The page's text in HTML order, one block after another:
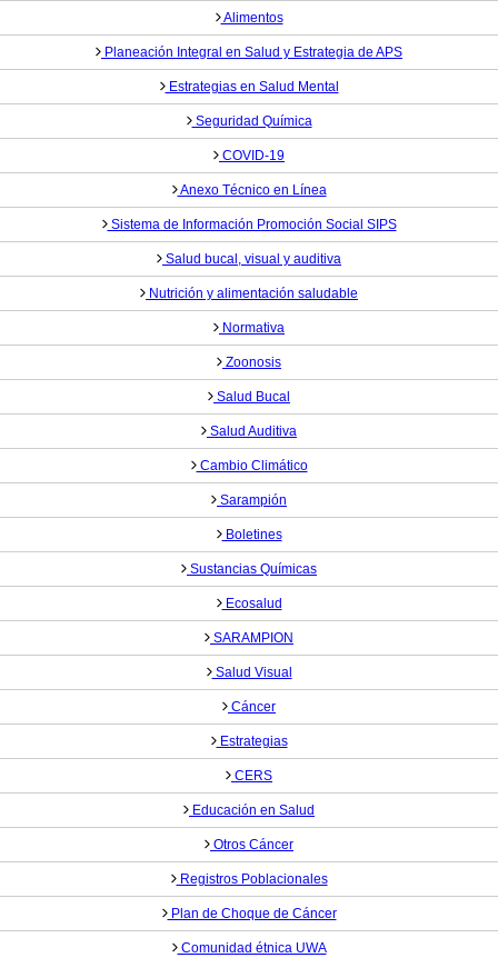
Alimentos
Planeación Integral en Salud y Estrategia de APS
Estrategias en Salud Mental
Seguridad Química
COVID-19
Anexo Técnico en Línea
Sistema de Información Promoción Social SIPS
Salud bucal, visual y auditiva
Nutrición y alimentación saludable
Normativa
Zoonosis
Salud Bucal
Salud Auditiva
Cambio Climático
Sarampión
Boletines
Sustancias Químicas
Ecosalud
SARAMPION
Salud Visual
Cáncer
Estrategias
CERS
Educación en Salud
Otros Cáncer
Registros Poblacionales
Plan de Choque de Cáncer
Comunidad étnica UWA